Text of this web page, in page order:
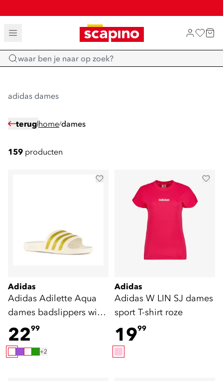
TOT 70% KORTING OP SALE
SHOP NIEUW
Home
adidas dames
terug home/dames
159 producten
Adidas
Adidas Adilette Aqua
dames badslippers wit
goud
2299
+2
Adidas
Adidas W LIN SJ dames
sport T-shirt roze
1999